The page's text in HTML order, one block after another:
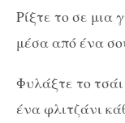
Ρίξτε το σε μια
μέσα από ένα
Φυλάξτε το
ένα φλιτζάνι